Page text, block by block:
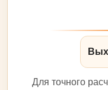
Для точного